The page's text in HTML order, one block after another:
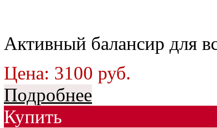
Активный балансир для
Цена: 3100 руб.
Подробнее
Купить